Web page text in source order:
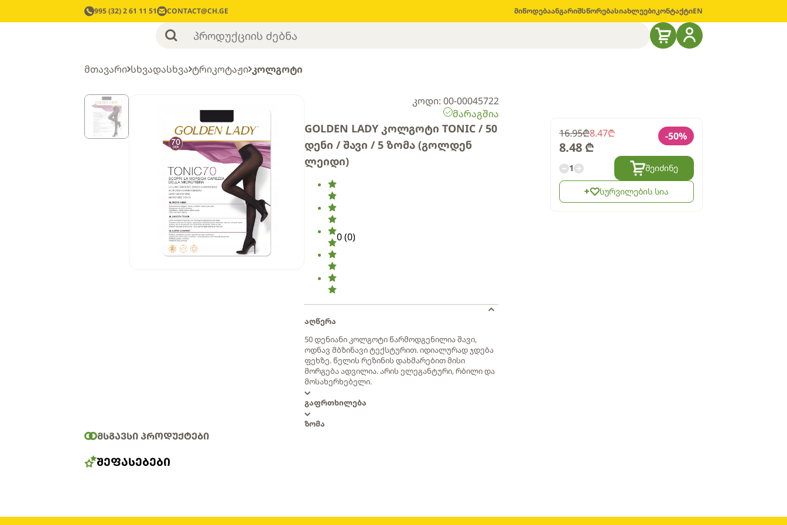
995 (32) 2 61 11 51 CONTACT@CH.GE მიწოდებაანგარიშსწორებასიახლეებიკონტაქტიEN
მთავარი სხვადასხვა ტრიკოტაჟი კოლგოტი
კოდი: 00-00045722
მარაგშია
GOLDEN LADY კოლგოტი TONIC / 50
დენი / შავი / 5 ზომა (გოლდენ
ლეიდი)
0(0)
აღწერა
50 დენიანი კოლგოტი წარმოდგენილია შავი,
ოდნავ მბზინავი ტექსტურით. იდიალურად ჯდება
ფეხზე. წელის რეზინის დახმარებით მისი
მორგება ადვილია. არის ელეგანტური, რბილი და
მოსახერხებელი.
გაფრთხილება
ზომა
ᲛᲡᲒᲐᲕᲡᲘ ᲞᲠᲝᲓᲣᲥᲢᲔᲑᲘ
ᲨᲔᲤᲐᲡᲔᲑᲔᲑᲘ
16.95₾8.47₾
8.48₾
-50%
1 შეიძინე
სურვილების სია